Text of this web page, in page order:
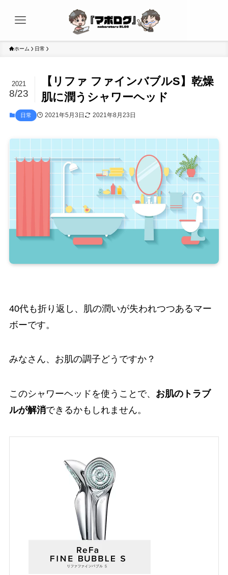
ホーム 日常
【リファ ファインバブルS】乾燥
肌に潤うシャワーヘッド
2021
8/23
日常 2021年5月3日 2021年8月23日
40代も折り返し、肌の潤いが失われつつあるマー
ボーです。
みなさん、お肌の調子どうですか？
このシャワーヘッドを使うことで、 お肌のトラブ
ルが解消できるかもしれません。